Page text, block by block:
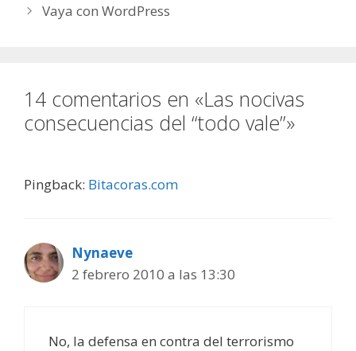
Vaya con WordPress
14 comentarios en «Las nocivas
consecuencias del “todo vale”»
Pingback: Bitacoras.com
Nynaeve
2 febrero 2010 a las 13:30
No, la defensa en contra del terrorismo